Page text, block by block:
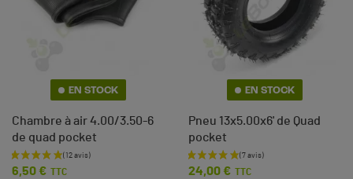
EN STOCK
Chambre à air 4.00/3.50-6
de quad pocket
Prix
6,50 €
TTC
EN STOCK
Pneu 13x5.00x6' de Quad
pocket
Prix
24,00 €
TTC